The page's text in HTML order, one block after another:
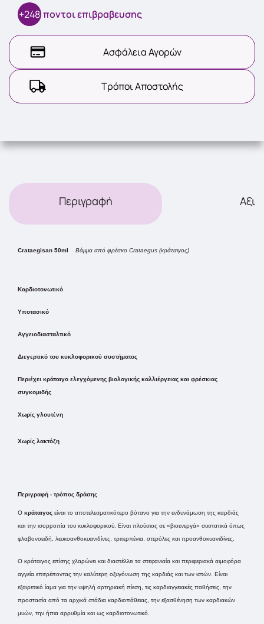
+248 ποντοι επιβραβευσης
Ασφάλεια Αγορών
Τρόποι Αποστολής
Περιγραφή
Crataegisan 50ml Βάμμα από φρέσκο Crataegus (κράταιγος)
Καρδιοτονωτικό
Υποτασικό
Αγγειοδιασταλτικό
Διεγερτικό του κυκλοφορικού συστήματος
Περιέχει κράταιγο ελεγχόμενης βιολογικής καλλιέργειας και φρέσκιας
συγκομιδής
Χωρίς γλουτένη
Χωρίς λακτόζη
Περιγραφή - τρόπος δράσης
Ο κράταιγος είναι το αποτελεσματικότερο βότανο για την ενδυνάμωση της καρδιάς
και την ισορροπία του κυκλοφορικού. Είναι πλούσιος σε «βιοενεργά» συστατικά όπως
φλαβονοειδή, λευκοανθοκυανιδίνες, τριτερπένια, στερόλες και προανθοκυανιδίνες.
Ο κράταιγος επίσης χλαρώνει και διαστέλλει τα στεφανιαία και περιφεριακά αιμοφόρα
αγγεία επιτρέποντας την καλύτερη οξυγόνωση της καρδιάς και των ιστών. Είναι
εξαιρετικό ίαμα για την υψηλή αρτηριακή πίεση, τις καρδιαγγειακές παθήσεις, την
προστασία από τα αρχικά στάδια καρδιοπάθειας, την εξασθένηση των καρδιακών
μυών, την ήπια αρρυθμία και ως καρδιοτονωτικό.